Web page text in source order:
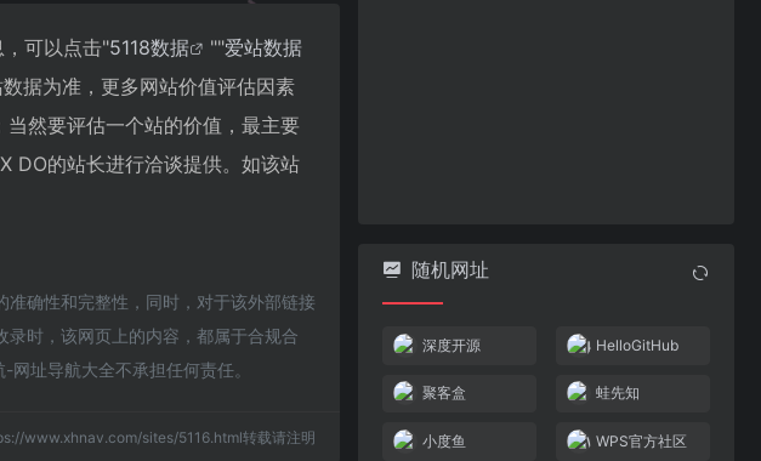
可以点击"5118数据 ""爱站数据
据为准，更多网站价值评估因素
然要评估一个站的价值，最主要
DO的站长进行洽谈提供。如该站
确性和完整性，同时，对于该外部链接
时，该网页上的内容，都属于合规合
址导航大全不承担任何责任。
www.xhnav.com/sites/5116.html转载请注明
随机网址
深度开源 HelloGitHub
聚客盒 蛙先知
小度鱼 WPS官方社区